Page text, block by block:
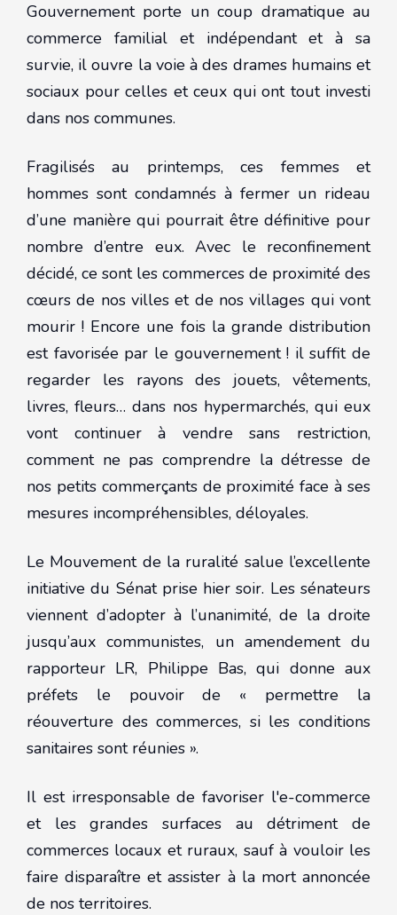
Gouvernement porte un coup dramatique au
commerce familial et indépendant et à sa
survie, il ouvre la voie à des drames humains et
sociaux pour celles et ceux qui ont tout investi
dans nos communes.
Fragilisés au printemps, ces femmes et
hommes sont condamnés à fermer un rideau
d’une manière qui pourrait être définitive pour
nombre d’entre eux. Avec le reconfinement
décidé, ce sont les commerces de proximité des
cœurs de nos villes et de nos villages qui vont
mourir ! Encore une fois la grande distribution
est favorisée par le gouvernement ! il suffit de
regarder les rayons des jouets, vêtements,
livres, fleurs… dans nos hypermarchés, qui eux
vont continuer à vendre sans restriction,
comment ne pas comprendre la détresse de
nos petits commerçants de proximité face à ses
mesures incompréhensibles, déloyales.
Le Mouvement de la ruralité salue l’excellente
initiative du Sénat prise hier soir. Les sénateurs
viennent d’adopter à l’unanimité, de la droite
jusqu’aux communistes, un amendement du
rapporteur LR, Philippe Bas, qui donne aux
préfets le pouvoir de « permettre la
réouverture des commerces, si les conditions
sanitaires sont réunies ».
Il est irresponsable de favoriser l'e-commerce
et les grandes surfaces au détriment de
commerces locaux et ruraux, sauf à vouloir les
faire disparaître et assister à la mort annoncée
de nos territoires.